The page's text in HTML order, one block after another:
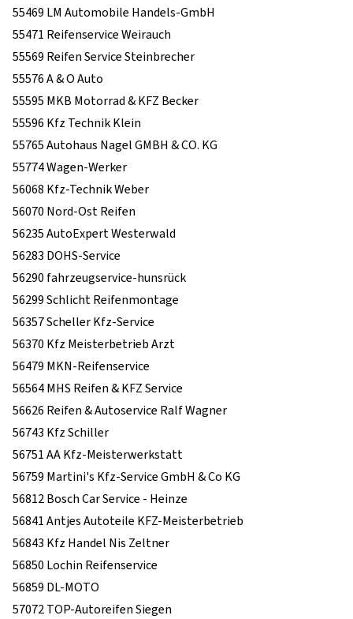
55469 LM Automobile Handels-GmbH
55471 Reifenservice Weirauch
55569 Reifen Service Steinbrecher
55576 A & O Auto
55595 MKB Motorrad & KFZ Becker
55596 Kfz Technik Klein
55765 Autohaus Nagel GMBH & CO. KG
55774 Wagen-Werker
56068 Kfz-Technik Weber
56070 Nord-Ost Reifen
56235 AutoExpert Westerwald
56283 DOHS-Service
56290 fahrzeugservice-hunsrück
56299 Schlicht Reifenmontage
56357 Scheller Kfz-Service
56370 Kfz Meisterbetrieb Arzt
56479 MKN-Reifenservice
56564 MHS Reifen & KFZ Service
56626 Reifen & Autoservice Ralf Wagner
56743 Kfz Schiller
56751 AA Kfz-Meisterwerkstatt
56759 Martini's Kfz-Service GmbH & Co KG
56812 Bosch Car Service - Heinze
56841 Antjes Autoteile KFZ-Meisterbetrieb
56843 Kfz Handel Nis Zeltner
56850 Lochin Reifenservice
56859 DL-MOTO
57072 TOP-Autoreifen Siegen